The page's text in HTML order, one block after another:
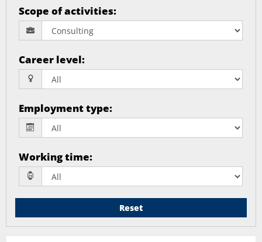
Scope of activities:
Career level:
Employment type:
Working time:
Reset